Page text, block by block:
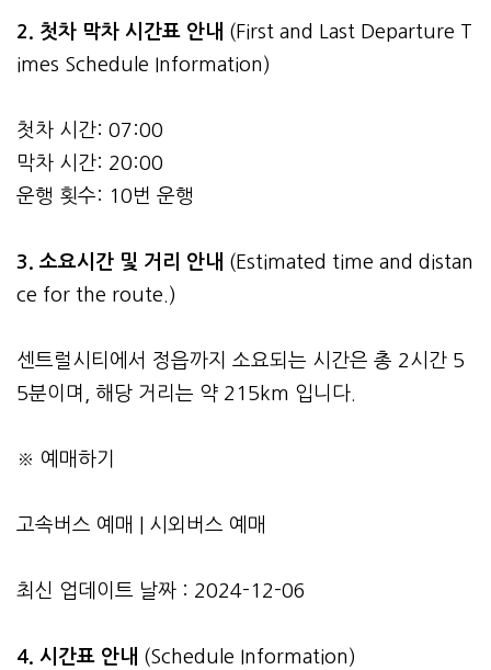
2. 첫차 막차 시간표 안내 (First and Last Departure T
imes Schedule Information)
첫차 시간: 07:00
막차 시간: 20:00
운행 횟수: 10번 운행
3. 소요시간 및 거리 안내 (Estimated time and distan
ce for the route.)
센트럴시티에서 정읍까지 소요되는 시간은 총 2시간 5
5분이며, 해당 거리는 약 215km 입니다.
※ 예매하기
고속버스 예매 시외버스 예매
최신 업데이트 날짜 : 2024-12-06
4. 시간표 안내 (Schedule Information)